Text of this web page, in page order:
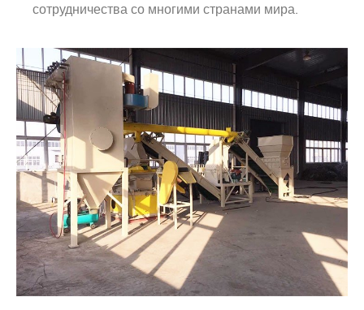
сотрудничества со многими странами мира.